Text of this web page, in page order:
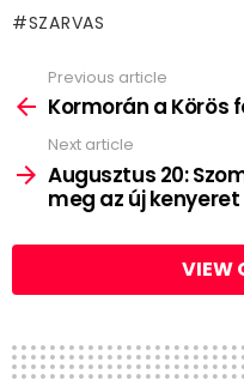
SZARVAS
more
Previous article
Kormorán a Körös
Next article
Augusztus 20:
meg az új kenyeret
VIEW